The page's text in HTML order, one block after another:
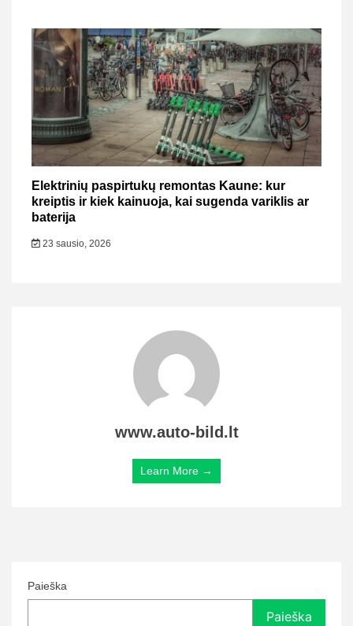
Elektrinių paspirtukų remontas Kaune: kur
kreiptis ir kiek kainuoja, kai sugenda variklis ar
baterija
23 sausio, 2026
www.auto-bild.lt
Learn More →
Paieška
Paieška